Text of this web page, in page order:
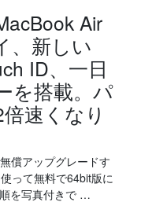
Air
、新しい
ID、一日
を搭載。パ
速くなり
償アップグレードす
って無料で64bit版に
を写真付きで …